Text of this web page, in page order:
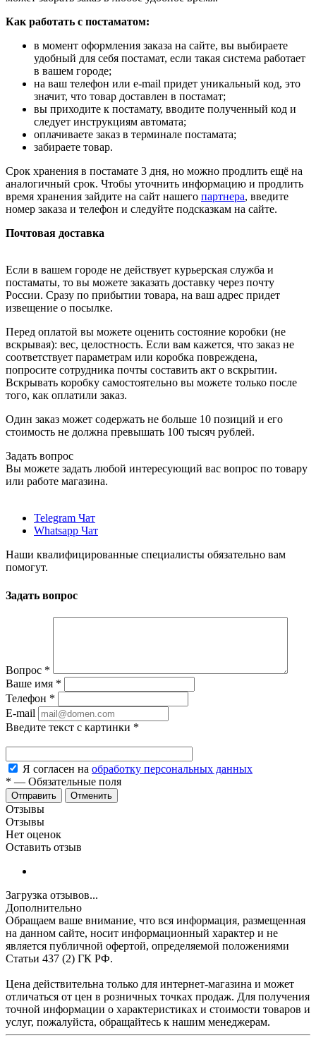
Как работать с постаматом:
в момент оформления заказа на сайте, вы выбираете
удобный для себя постамат, если такая система работает
в вашем городе;
на ваш телефон или e-mail придет уникальный код, это
значит, что товар доставлен в постамат;
вы приходите к постамату, вводите полученный код и
следует инструкциям автомата;
оплачиваете заказ в терминале постамата;
забираете товар.
Срок хранения в постамате 3 дня, но можно продлить ещё на
аналогичный срок. Чтобы уточнить информацию и продлить
время хранения зайдите на сайт нашего партнера, введите
номер заказа и телефон и следуйте подсказкам на сайте.
Почтовая доставка
Если в вашем городе не действует курьерская служба и
постаматы, то вы можете заказать доставку через почту
России. Сразу по прибытии товара, на ваш адрес придет
извещение о посылке.
Перед оплатой вы можете оценить состояние коробки (не
вскрывая): вес, целостность. Если вам кажется, что заказ не
соответствует параметрам или коробка повреждена,
попросите сотрудника почты составить акт о вскрытии.
Вскрывать коробку самостоятельно вы можете только после
того, как оплатили заказ.
Один заказ может содержать не больше 10 позиций и его
стоимость не должна превышать 100 тысяч рублей.
Задать вопрос
Вы можете задать любой интересующий вас вопрос по товару
или работе магазина.
Telegram Чат
Whatsapp Чат
Наши квалифицированные специалисты обязательно вам
помогут.
Задать вопрос
Вопрос *
Ваше имя *
Телефон *
E-mail
Введите текст с картинки *
Я согласен на обработку персональных данных
* — Обязательные поля
Отменить
Отзывы
Отзывы
Нет оценок
Оставить отзыв
Загрузка отзывов...
Дополнительно
Обращаем ваше внимание, что вся информация, размещенная
на данном сайте, носит информационный характер и не
является публичной офертой, определяемой положениями
Статьи 437 (2) ГК РФ.
Цена действительна только для интернет-магазина и может
отличаться от цен в розничных точках продаж. Для получения
точной информации о характеристиках и стоимости товаров и
услуг, пожалуйста, обращайтесь к нашим менеджерам.